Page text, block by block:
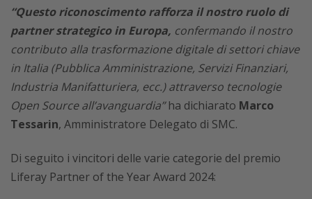
“Questo riconoscimento rafforza il nostro ruolo di
partner strategico in Europa, confermando il nostro
contributo alla trasformazione digitale di settori chiave
in Italia (Pubblica Amministrazione, Servizi Finanziari,
Industria Manifatturiera, ecc.) attraverso tecnologie
Open Source all’avanguardia”ha dichiarato Marco
Tessarin, Amministratore Delegato di SMC.
Di seguito i vincitori delle varie categorie del premio
Liferay Partner of the Year Award 2024: